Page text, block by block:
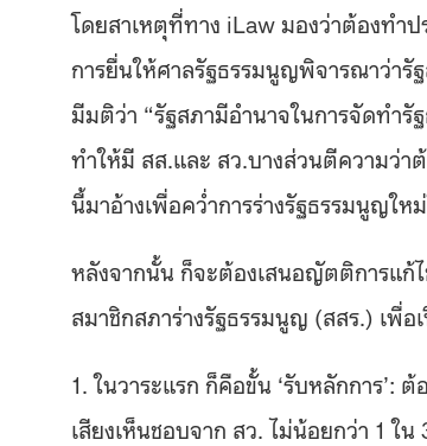
โดยสาเหตุที่ทาง iLaw มองว่าต้องทำ
การยื่นให้ศาลรัฐธรรมนูญพิจารณาว่ารั
มีมติว่า “รัฐสภามีอำนาจในการจัดทำ
ทำให้มี สส.และ สว.บางส่วนตีความว่า
นี้มาอ้างเพื่อคว่ำการร่างรัฐธรรมนูญให
หลังจากนั้น ก็จะต้องเสนอญัตติการแก้ไ
สมาชิกสภาร่างรัฐธรรมนูญ (สสร.) เพื่
1. ในวาระแรก ก็คือขั้น ‘รับหลักการ’:
เสียงเห็นชอบจาก สว. ไม่น้อยกว่า 1 ใ